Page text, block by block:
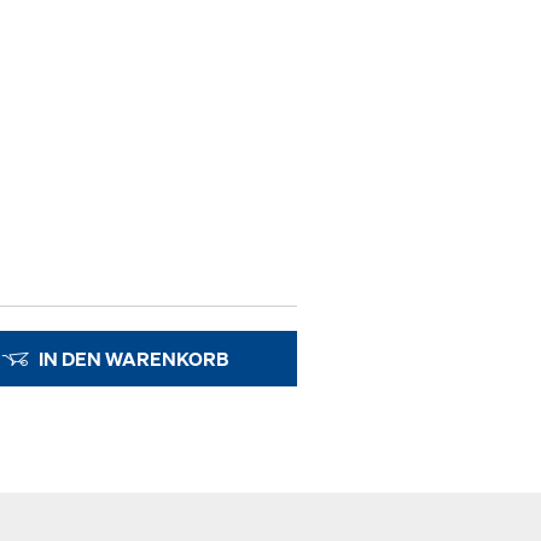
IN DEN WARENKORB